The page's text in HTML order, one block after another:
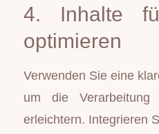
4. Inhalte
optimieren
Verwenden Sie eine
um die Verarbeitung
erleichtern. Integrieren